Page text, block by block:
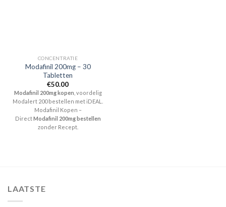
CONCENTRATIE
Modafinil 200mg – 30
Tabletten
€50.00
Modafinil 200mg kopen , voordelig
Modalert 200 bestellen met iDEAL.
Modafinil Kopen –
DirectModafinil 200mg bestellen
zonder Recept.
LAATSTE